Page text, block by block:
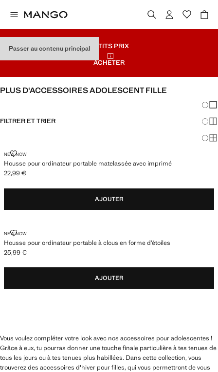
Passer au contenu principalPETITS PRIX
ACHETER
PLUS D'ACCESSOIRES ADOLESCENT FILLE
FILTRER ET TRIER
NEW NOW
Housse pour ordinateur portable matelassée avec imprimé
HOUSSE POUR ORDINATEUR PORTABLE MATELASSÉE AVEC IMPRIMÉ
Prix actuel [22,99 € ]
22,99 €
AJOUTER
NEW NOW
Housse pour ordinateur portable à clous en forme d’étoiles
HOUSSE POUR ORDINATEUR PORTABLE À CLOUS EN FORME
Prix actuel [25,99 € ]
25,99 €
AJOUTER
Vous voulez compléter votre look avec nos accessoires pour adolescentes !
Grâce à eux, tu pourras donner une touche finale particulière à tes tenues de
tous les jours ou à tes tenues plus habillées. Dans cette collection, vous
trouverez des accessoires d'hiver pour filles, qui vous permettront de vous